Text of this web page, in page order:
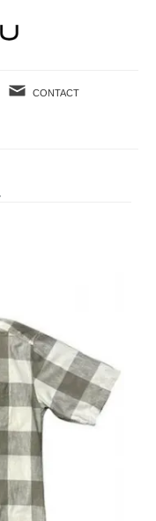
CONTACT